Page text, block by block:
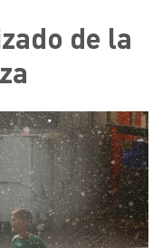
de la